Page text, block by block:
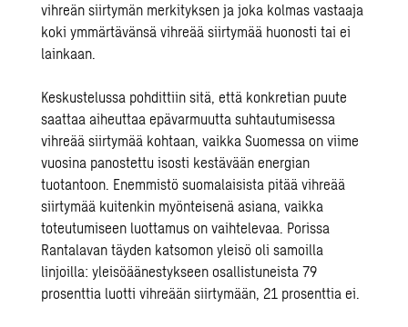
vihreän siirtymän merkityksen ja joka kolmas vastaaja
koki ymmärtävänsä vihreää siirtymää huonosti tai ei
lainkaan.
Keskustelussa pohdittiin sitä, että konkretian puute
saattaa aiheuttaa epävarmuutta suhtautumisessa
vihreää siirtymää kohtaan, vaikka Suomessa on viime
vuosina panostettu isosti kestävään energian
tuotantoon. Enemmistö suomalaisista pitää vihreää
siirtymää kuitenkin myönteisenä asiana, vaikka
toteutumiseen luottamus on vaihtelevaa. Porissa
Rantalavan täyden katsomon yleisö oli samoilla
linjoilla: yleisöäänestykseen osallistuneista 79
prosenttia luotti vihreään siirtymään, 21 prosenttia ei.